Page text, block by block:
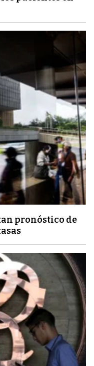
pronóstico de